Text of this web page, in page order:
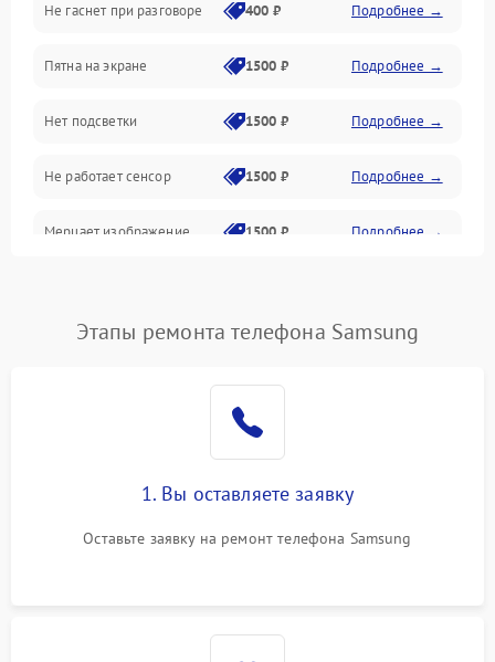
Зарядка
Проблемы с питанием, зарядкой и аккумулятором
Проблемы с работой системы, корпусом и другие
Не гаснет при разговоре 400 ₽ Подробнее →
Пятна на экране 1500 ₽ Подробнее →
Нет подсветки 1500 ₽ Подробнее →
Не работает сенсор 1500 ₽ Подробнее →
Мерцает изображение 1500 ₽ Подробнее →
Не работает Face ID 4000 ₽ Подробнее →
Этапы ремонта телефона Samsung
1. Вы оставляете заявку
Оставьте заявку на ремонт телефона Samsung